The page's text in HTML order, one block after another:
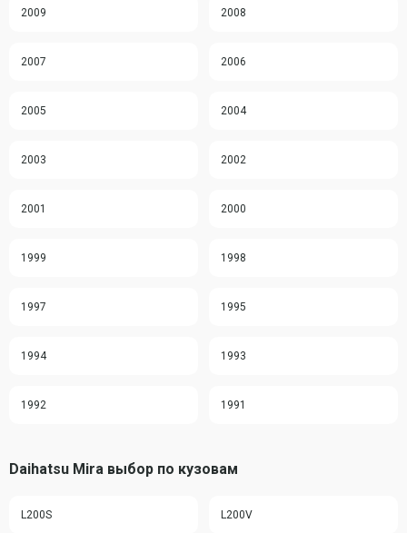
2009 2008
2007 2006
2005 2004
2003 2002
2001 2000
1999 1998
1997 1995
1994 1993
1992 1991
Daihatsu Mira выбор по кузовам
L200S L200V